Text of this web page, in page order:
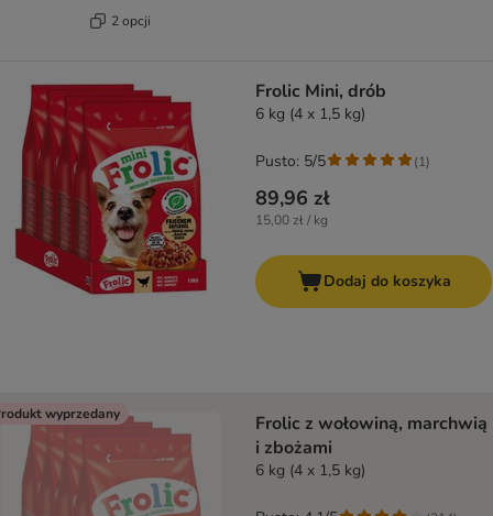
2 opcji
Frolic Mini, drób
6 kg (4 x 1,5 kg)
89,96 zł
15,00 zł / kg
Pusto: 5/5 (1)
Dodaj do koszyka
wyprzedany
Frolic z wołowiną, marchwią
i zbożami
6 kg (4 x 1,5 kg)